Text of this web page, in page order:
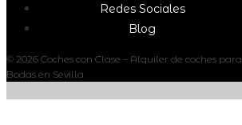
Redes Sociales
Blog
© 2026 Coches con Clase – Alquiler de coches para
Bodas en Sevilla